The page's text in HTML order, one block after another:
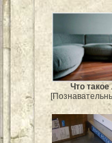
Что